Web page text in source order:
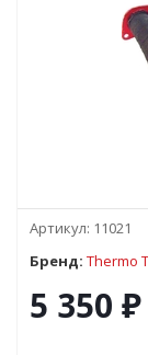
Артикул: 11021
Бренд: Thermo
5 350 ₽